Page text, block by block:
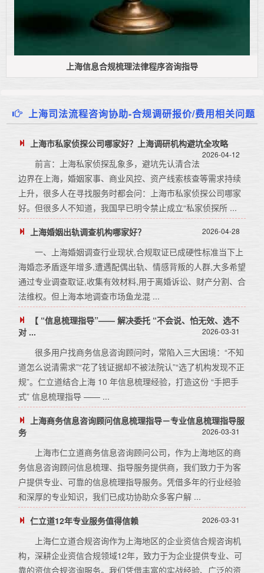
上海信息合规梳理法律程序咨询指导
上海司法流程咨询协助-合规调研报价/费用相关问题
上海市私家侦探公司哪家好？上海调研机构避坑全攻略
2026-04-12
前言：上海私家侦探乱象多，避坑先认清合法
边界在上海，婚姻家事、商业风控、资产线索核查等需求持续
上升，很多人在寻找服务时都会问：上海市私家侦探公司哪家
好。但很多人不知道，我国早已明令禁止成立“私家侦探所 ...
上海婚姻出轨调查机构哪家好？ 2026-04-28
一、上海婚姻调查行业现状,合规取证已成硬性标准当下上
海婚恋矛盾逐年增多,遭遇配偶出轨、情感背叛的人群,大多希望
通过专业调查取证,收集有效材料,用于离婚诉讼、财产分割、合
法维权。但上海本地调查市场鱼龙混 ...
【 “信息梳理指导”—— 解决委托 “不会说、怕无效、选不
对 ...
2026-03-31
很多用户找商务信息咨询顾问时，常陷入三大困境：“不知
道怎么说清需求”“花了钱证据却不被法院认”“选了机构发现不正
规”。仁立道结合上海 10 年信息梳理经验，打造这份 “手把手
式” 信息梳理指导 —— ...
上海商务信息咨询顾问信息梳理指导－专业信息梳理指导服
务
2026-03-31
上海市仁立道商务信息咨询顾问公司，作为上海地区的商
务信息咨询顾问信息梳理、指导服务提供商，我们致力于为客
户提供专业、可靠的信息梳理指导服务。凭借多年的行业经验
和深厚的专业知识，我们已成功协助众多客户解 ...
仁立道12年专业服务值得信赖 2026-03-31
上海仁立道合规咨询作为上海地区的企业资信合规咨询机
构，深耕企业资信合规领域12年，致力于为企业提供专业、可
靠的资信合规咨询服务。我们凭借丰富的实战经验、广泛的资